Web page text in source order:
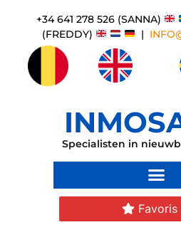
+34 641 278 526 (SANNA)
(FREDDY)
|
Specialisten in
Favoris